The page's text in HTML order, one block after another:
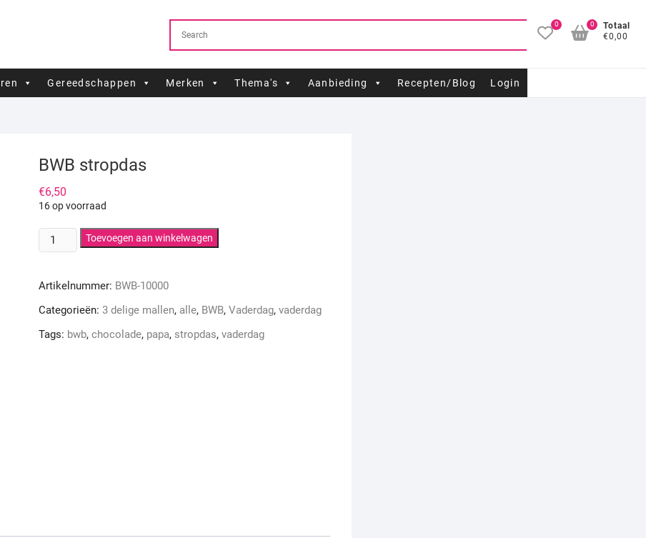
0
Totaal
€0,00
0
Gereedschappen Merken Thema's Aanbieding Recepten/Blog Login
BWB stropdas
€6,50
16 op voorraad
BWB
stropdas
Toevoegen aan winkelwagen
Artikelnummer: BWB-10000
Categorieën: 3 delige mallen, alle, BWB, Vaderdag, vaderdag
Tags: bwb, chocolade, papa, stropdas, vaderdag